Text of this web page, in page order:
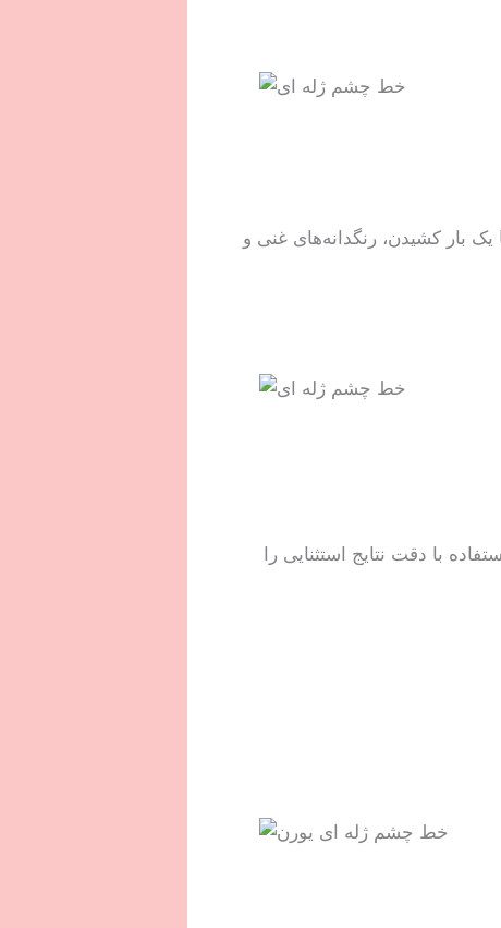
بار کشیدن، رنگدانه‌های غنی و
با دقت نتایج استثنایی را